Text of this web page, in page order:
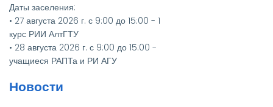
Даты заселения:
• 27 августа 2026 г. с 9:00 до 15:00 - 1
курс РИИ АлтГТУ
• 28 августа 2026 г. с 9:00 до 15:00 -
учащиеся РАПТа и РИ АГУ
15:00 - 2-4 курсы РИИ АлтГТУ
Новости